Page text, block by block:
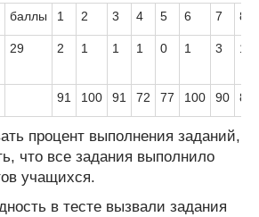
баллы 1 2 3 4 5 6 7 8
29 2 1 1 1 0 1 3 1
91 100 91 72 77 100 90 86
процент выполнения заданий,
что все задания выполнило
учащихся.
в тесте вызвали задания